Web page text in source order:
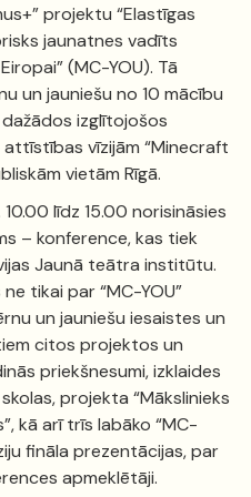
projektu “Elastīgas
jaunatnes vadīts
(MC-YOU). Tā
un jauniešu no 10 mācību
izglītojošos
vīzijām “Minecraft
vietām Rīgā.
10.00 līdz 15.00 norisināsies
– konference, kas tiek
Jaunā teātra institūtu.
tikai par “MC-YOU”
un jauniešu iesaistes un
citos projektos un
priekšnesumi, izklaides
projekta “Mākslinieks
kā arī trīs labāko “MC-
fināla prezentācijas, par
apmeklētāji.